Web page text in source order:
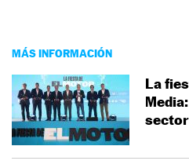
MÁS INFORMACIÓN
La
sector